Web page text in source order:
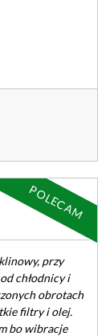
przy
chłodnicy i
obrotach
filtry i olej.
bo wibracje
POLECAM